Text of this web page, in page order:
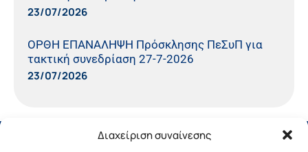
Διαχείριση συναίνεσης
23/07/2026
ΟΡΘΗ ΕΠΑΝΑΛΗΨΗ Πρόσκλησης ΠεΣυΠ για
τακτική συνεδρίαση 27-7-2026
23/07/2026